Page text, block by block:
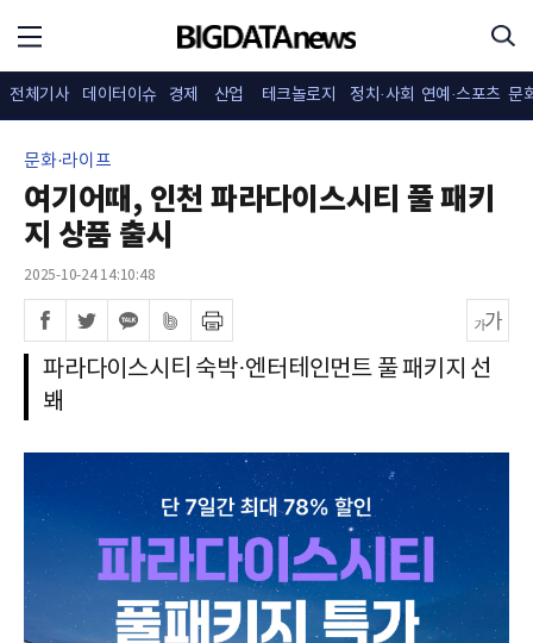
전체기사 데이터이슈 경제 산업 테크놀로지 정치·사회 연예·스포츠 문
문화·라이프
여기어때, 인천 파라다이스시티 풀 패키
지 상품 출시
2025-10-24 14:10:48
파라다이스시티 숙박·엔터테인먼트 풀 패키지 선
봬